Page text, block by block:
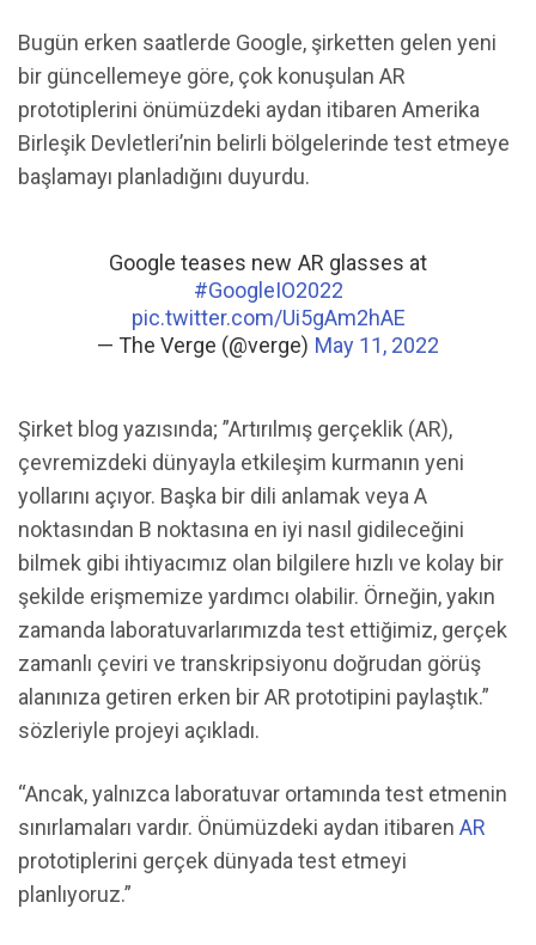
Bugün erken saatlerde Google, şirketten gelen yeni
bir güncellemeye göre, çok konuşulan AR
prototiplerini önümüzdeki aydan itibaren Amerika
Birleşik Devletleri’nin belirli bölgelerinde test etmeye
başlamayı planladığını duyurdu.
Google teases new AR glasses at
#GoogleIO2022
pic.twitter.com/Ui5gAm2hAE
— The Verge (@verge) May 11, 2022
Şirket blog yazısında; ”Artırılmış gerçeklik (AR),
çevremizdeki dünyayla etkileşim kurmanın yeni
yollarını açıyor. Başka bir dili anlamak veya A
noktasından B noktasına en iyi nasıl gidileceğini
bilmek gibi ihtiyacımız olan bilgilere hızlı ve kolay bir
şekilde erişmemize yardımcı olabilir. Örneğin, yakın
zamanda laboratuvarlarımızda test ettiğimiz, gerçek
zamanlı çeviri ve transkripsiyonu doğrudan görüş
alanınıza getiren erken bir AR prototipini paylaştık.”
sözleriyle projeyi açıkladı.
“Ancak, yalnızca laboratuvar ortamında test etmenin
sınırlamaları vardır. Önümüzdeki aydan itibarenAR
prototiplerini gerçek dünyada test etmeyi
planlıyoruz.”